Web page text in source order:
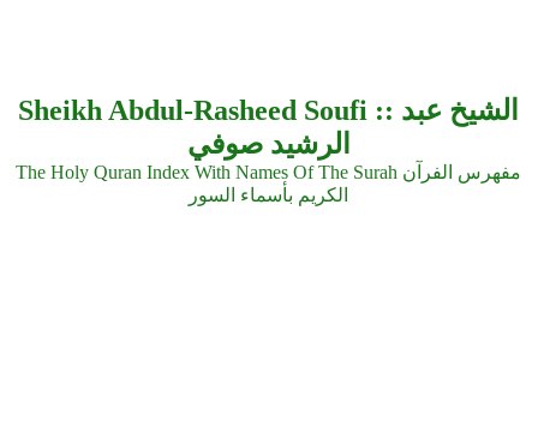
Sheikh Abdul-Rasheed Soufi :: الشيخ عبد
الرشيد صوفي
The Holy Quran Index With Names Of The Surah مفهرس الفرآن
الكريم بأسماء السور